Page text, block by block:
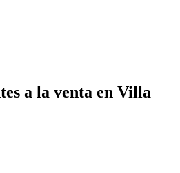
a la venta en Villa